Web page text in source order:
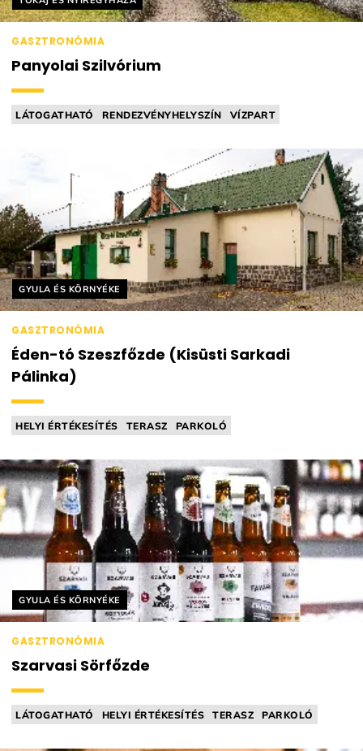
GASZTRONÓMIA
Panyolai Szilvórium
LÁTOGATHATÓ RENDEZVÉNYHELYSZÍN
VÍZPART
Helyszín címkék:
GYULA ÉS KÖRNYÉKE
GASZTRONÓMIA
Éden-tó Szeszfőzde (Kisüsti Sarkadi
Pálinka)
HELYI ÉRTÉKESÍTÉS TERASZ
PARKOLÓ
Helyszín címkék:
GYULA ÉS KÖRNYÉKE
GASZTRONÓMIA
Szarvasi Sörfőzde
LÁTOGATHATÓ HELYI ÉRTÉKESÍTÉS TERASZ
PARKOLÓ